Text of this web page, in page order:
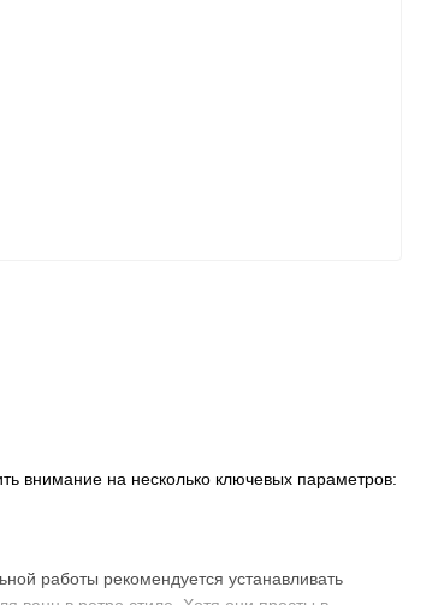
внимание на несколько ключевых параметров:
работы рекомендуется устанавливать